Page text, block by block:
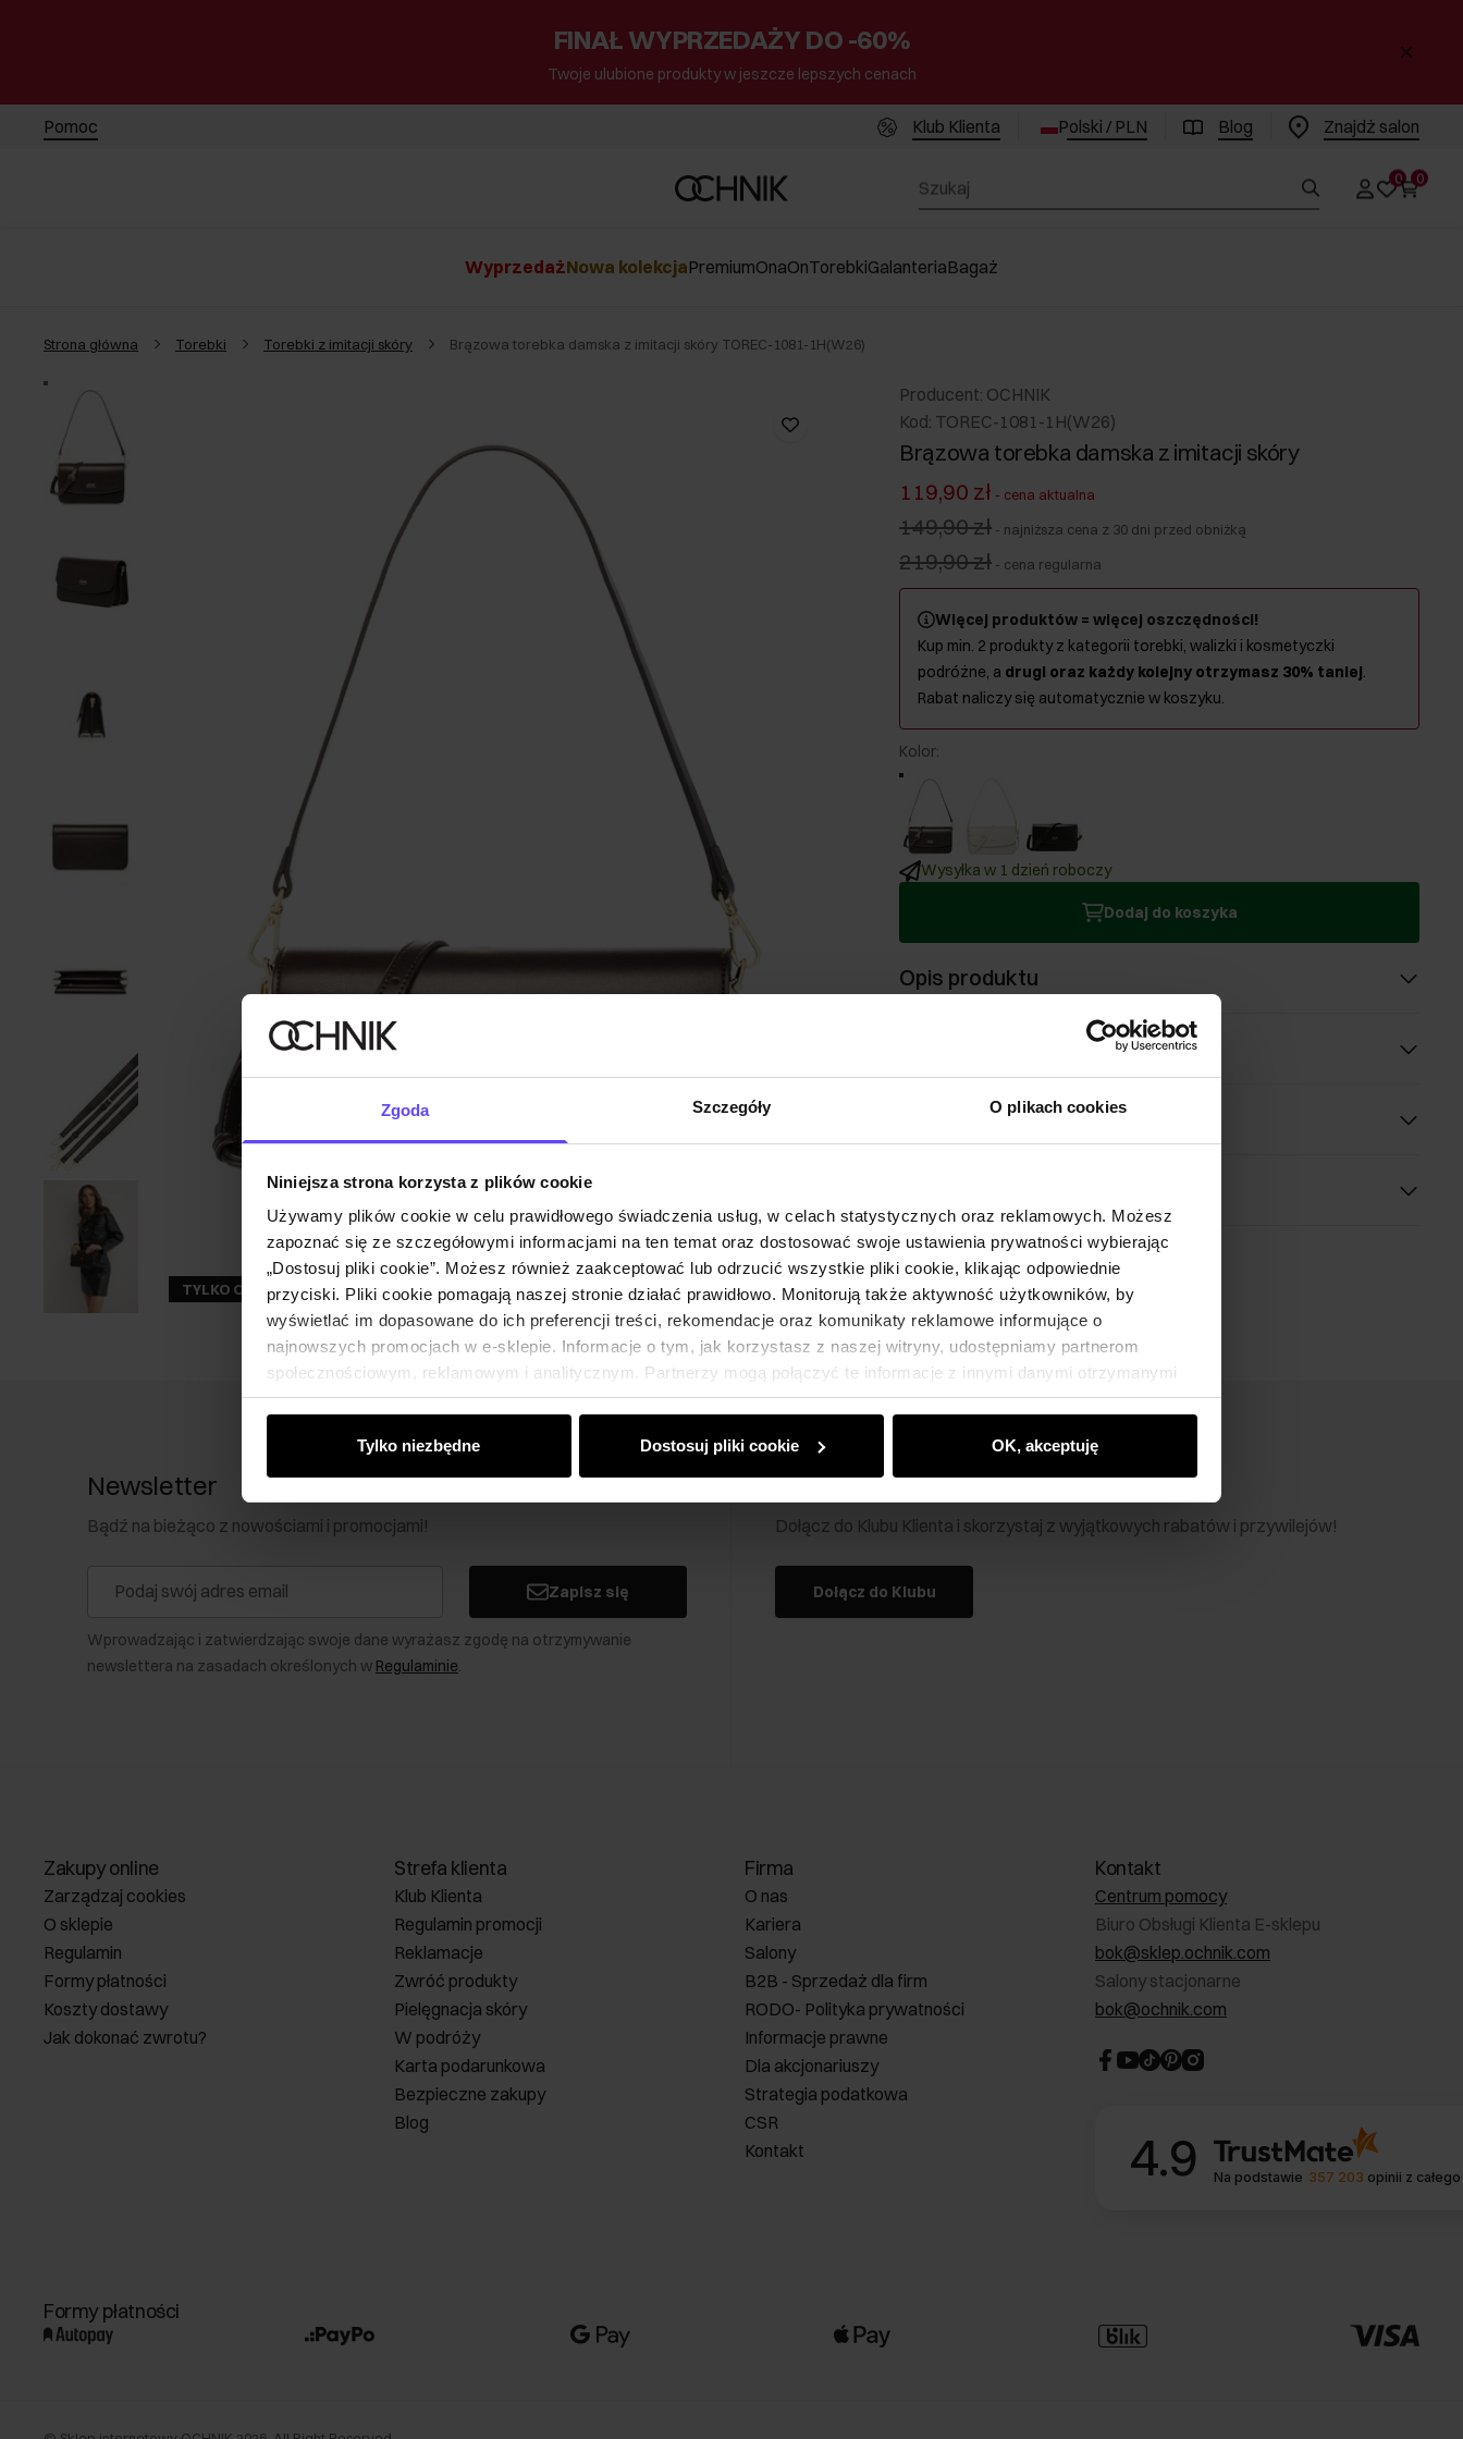
Zgoda Szczegóły O plikach cookies
Niniejsza strona korzysta z plików cookie
Używamy plików cookie w celu prawidłowego świadczenia usług, w celach statystycznych oraz reklamowych. Możesz
zapoznać się ze szczegółowymi informacjami na ten temat oraz dostosować swoje ustawienia prywatności wybierając
„Dostosuj pliki cookie”. Możesz również zaakceptować lub odrzucić wszystkie pliki cookie, klikając odpowiednie
przyciski. Pliki cookie pomagają naszej stronie działać prawidłowo. Monitorują także aktywność użytkowników, by
wyświetlać im dopasowane do ich preferencji treści, rekomendacje oraz komunikaty reklamowe informujące o
najnowszych promocjach w e-sklepie. Informacje o tym, jak korzystasz z naszej witryny, udostępniamy partnerom
społecznościowym, reklamowym i analitycznym. Partnerzy mogą połączyć te informacje z innymi danymi otrzymanymi
od Ciebie lub uzyskanymi podczas korzystania z ich usług.
Tylko niezbędne Dostosuj pliki cookie OK, akceptuję
FINAŁ WYPRZEDAŻY DO -60%
Twoje ulubione produkty w jeszcze lepszych cenach
Pomoc Klub Klienta Polski / PLN Blog Znajdż salon
0 0
WyprzedażNowa kolekcjaPremiumOnaOnTorebkiGalanteriaBagaż
Strona główna Torebki Torebki z imitacji skóry Brązowa torebka damska z imitacji skóry TOREC-1081-1H(W26)
TYLKO ONLINE ZGARNIJ -30%
Producent: OCHNIK
Kod: TOREC-1081-1H(W26)
Brązowa torebka damska z imitacji skóry
119,90 zł - cena aktualna
149,90 zł - najniższa cena z 30 dni przed obniżką
219,90 zł - cena regularna
Więcej produktów = więcej oszczędności!
Kup min. 2 produkty z kategorii torebki, walizki i kosmetyczki
podróżne, a drugi oraz każdy kolejny otrzymasz 30% taniej.
Rabat naliczy się automatycznie w koszyku.
Kolor:
Wysyłka w 1 dzień roboczy
Dodaj do koszyka
Opis produktu
Skład i wymiary
Newsletter
Bądź na bieżąco z nowościami i promocjami!
Zapisz się
Wprowadzając i zatwierdzając swoje dane wyrażasz zgodę na otrzymywanie
newslettera na zasadach określonych w Regulaminie.
Klub Klienta Ochnik
Dołącz do Klubu Klienta i skorzystaj z wyjątkowych rabatów i przywilejów!
Dołącz do Klubu
Zakupy online
Zarządzaj cookies
O sklepie
Regulamin
Formy płatności
Koszty dostawy
Jak dokonać zwrotu?
Strefa klienta
Klub Klienta
Regulamin promocji
Reklamacje
Zwróć produkty
Pielęgnacja skóry
W podróży
Karta podarunkowa
Bezpieczne zakupy
Blog
Firma
O nas
Kariera
Salony
B2B - Sprzedaż dla firm
RODO- Polityka prywatności
Informacje prawne
Dla akcjonariuszy
Strategia podatkowa
CSR
Kontakt
Kontakt
Centrum pomocy
Biuro Obsługi Klienta E-sklepu
bok@sklep.ochnik.com
Salony stacjonarne
bok@ochnik.com
4.9 Na podstawie 357 203 opinii z
Formy płatności